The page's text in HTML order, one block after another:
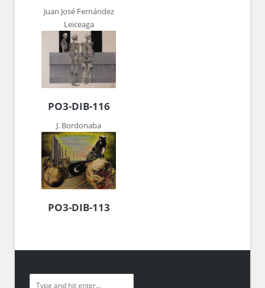
Juan José Fernández
Leiceaga
PO3-DIB-116
J. Bordonaba
PO3-DIB-113